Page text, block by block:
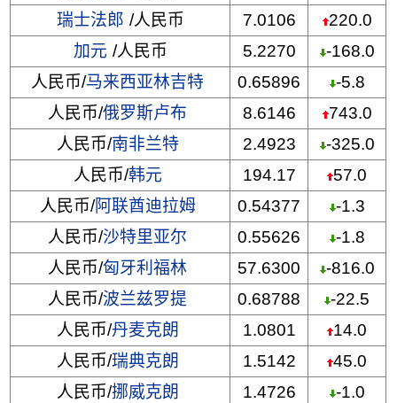
瑞士法郎 /人民币 7.0106
220.0
加元 /人民币 5.2270
-168.0
人民币/马来西亚林吉特 0.65896
-5.8
人民币/俄罗斯卢布 8.6146
743.0
人民币/南非兰特 2.4923
-325.0
人民币/韩元 194.17
57.0
人民币/阿联酋迪拉姆 0.54377
-1.3
人民币/沙特里亚尔 0.55626
-1.8
人民币/匈牙利福林 57.6300
-816.0
人民币/波兰兹罗提 0.68788
-22.5
人民币/丹麦克朗 1.0801
14.0
人民币/瑞典克朗 1.5142
45.0
人民币/挪威克朗 1.4726
-1.0